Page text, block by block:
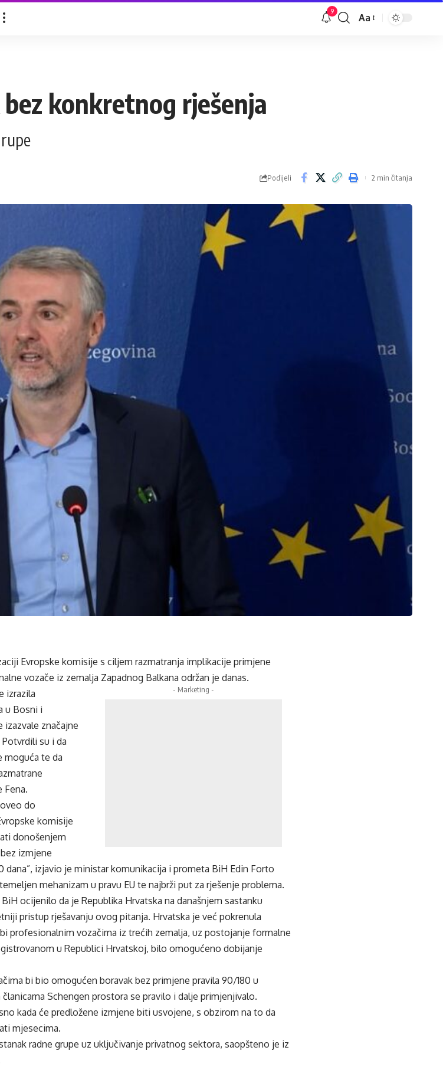
9
Veličina
Aa
konkretnog rješenja
Podijeli 2 min čitanja
Evropske komisije s ciljem razmatranja implikacije primjene
vozače iz zemalja Zapadnog Balkana održan je danas.
- Marketing -
izrazila
u Bosni i
izazvale značajne
su i da
moguća te da
Fena.
do
komisije
donošenjem
izmjene
dana”, izjavio je ministar komunikacija i prometa BiH Edin Forto
mehanizam u pravu EU te najbrži put za rješenje problema.
ocijenilo da je Republika Hrvatska na današnjem sastanku
pristup rješavanju ovog pitanja. Hrvatska je već pokrenula
profesionalnim vozačima iz trećih zemalja, uz postojanje formalne
u Republici Hrvatskoj, bilo omogućeno dobijanje
bi bio omogućen boravak bez primjene pravila 90/180 u
Schengen prostora se pravilo i dalje primjenjivalo.
kada će predložene izmjene biti usvojene, s obzirom na to da
mjesecima.
radne grupe uz uključivanje privatnog sektora, saopšteno je iz